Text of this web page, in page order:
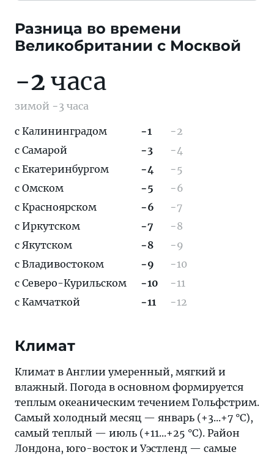
Разница во времени
Великобритании c Москвой
−2 часа
зимой −3 часа
с Калининградом −1
−2
с Самарой
−3
−4
с Екатеринбургом
−4
−5
с Омском
−5
−6
с Красноярском
−6
−7
с Иркутском
−7
−8
с Якутском
−8
−9
с Владивостоком
−9
−10
с Северо-Курильском
−10
−11
с Камчаткой
−11 −12
Климат
Климат в Англии умеренный, мягкий и
влажный. Погода в основном формируется
теплым океаническим течением Гольфстрим.
Самый холодный месяц — январь (+3...+7 °C),
самый теплый — июль (+11...+25 °C). Район
Лондона, юго-восток и Уэстленд — самые